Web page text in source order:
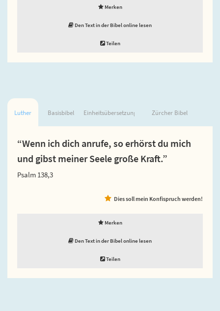
Merken
Den Text in der Bibel online lesen
Teilen
Luther Basisbibel Einheitsübersetzung Zürcher Bibel
“Wenn ich dich anrufe, so erhörst du mich
und gibst meiner Seele große Kraft.”
Psalm 138,3
Dies soll mein Konfispruch werden!
Merken
Den Text in der Bibel online lesen
Teilen